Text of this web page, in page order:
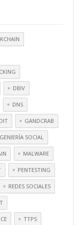
DBIV
DNS
GANDCRAB
SOCIAL
MALWARE
PENTESTING
REDES SOCIALES
TTPS